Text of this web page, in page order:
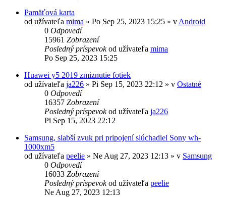
Pamäťová karta
od užívateľa mima » Po Sep 25, 2023 15:25 » v Android
0 Odpovedí
15961 Zobrazení
Posledný príspevokod užívateľa mima
Po Sep 25, 2023 15:25
Huawei y5 2019 zmiznutie fotiek
od užívateľa ja226 » Pi Sep 15, 2023 22:12 » v Ostatné
0 Odpovedí
16357 Zobrazení
Posledný príspevokod užívateľa ja226
Pi Sep 15, 2023 22:12
Samsung, slabší zvuk pri pripojení slúchadiel Sony wh-
1000xm5
od užívateľa peelie » Ne Aug 27, 2023 12:13 » v Samsung
0 Odpovedí
16033 Zobrazení
Posledný príspevokod užívateľa peelie
Ne Aug 27, 2023 12:13